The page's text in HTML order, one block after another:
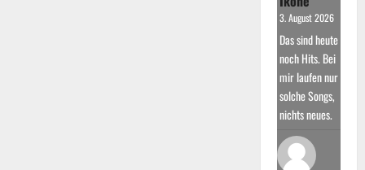
3. August 2026
Das sind heute
noch Hits. Bei
mir laufen nur
solche Songs,
nichts neues.